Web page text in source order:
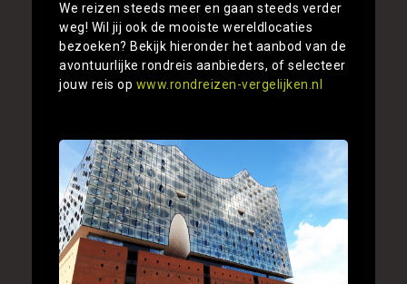
We reizen steeds meer en gaan steeds verder
weg! Wil jij ook de mooiste wereldlocaties
bezoeken? Bekijk hieronder het aanbod van de
avontuurlijke rondreis aanbieders, of selecteer
jouw reis op www.rondreizen-vergelijken.nl